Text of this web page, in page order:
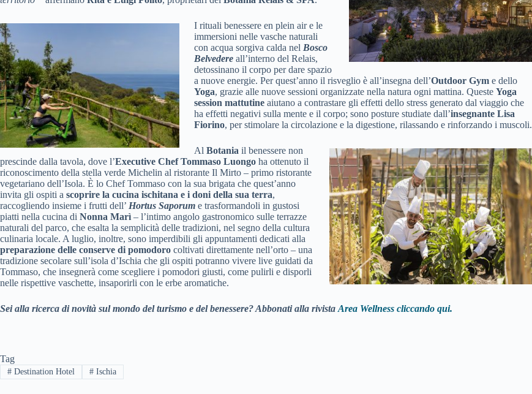
I rituali benessere en plein air e le
immersioni nelle vasche naturali
con acqua sorgiva calda nel Bosco
Belvedere all’interno del Relais,
detossinano il corpo per dare spazio
a nuove energie. Per quest’anno il risveglio è all’insegna dell’Outdoor Gym e dello
Yoga, grazie alle nuove sessioni organizzate nella natura ogni mattina. Queste Yoga
session mattutine aiutano a contrastare gli effetti dello stress generato dal viaggio che
ha effetti negativi sulla mente e il corpo; sono posture studiate dall’insegnante Lisa
Fiorino, per stimolare la circolazione e la digestione, rilassando e rinforzando i muscoli.
Al Botania il benessere non
prescinde dalla tavola, dove l’Executive Chef Tommaso Luongo ha ottenuto il
riconoscimento della stella verde Michelin al ristorante Il Mirto – primo ristorante
vegetariano dell’Isola. È lo Chef Tommaso con la sua brigata che quest’anno
invita gli ospiti a scoprire la cucina ischitana e i doni della sua terra,
raccogliendo insieme i frutti dell’ Hortus Saporum e trasformandoli in gustosi
piatti nella cucina di Nonna Marì – l’intimo angolo gastronomico sulle terrazze
naturali del parco, che esalta la semplicità delle tradizioni, nel segno della cultura
culinaria locale. A luglio, inoltre, sono imperdibili gli appuntamenti dedicati alla
preparazione delle conserve di pomodoro coltivati direttamente nell’orto – una
tradizione secolare sull’isola d’Ischia che gli ospiti potranno vivere live guidati da
Tommaso, che insegnerà come scegliere i pomodori giusti, come pulirli e disporli
nelle rispettive vaschette, insaporirli con le erbe aromatiche.
Sei alla ricerca di novità sul mondo del turismo e del benessere? Abbonati alla rivista Area Wellness cliccando qui.
Tag
#Destination Hotel #Ischia